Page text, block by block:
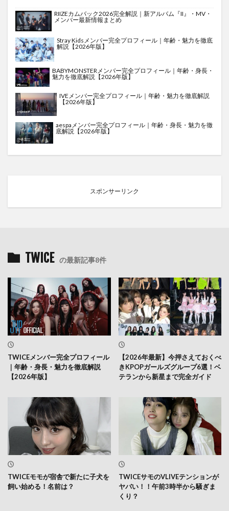
RIIZEカムバック2026完全解説｜新アルバム『II』・MV・
メンバー最新情報まとめ
Stray Kidsメンバー完全プロフィール｜年齢・魅力を徹底
解説【2026年版】
BABYMONSTERメンバー完全プロフィール｜年齢・身長・
魅力を徹底解説【2026年版】
IVEメンバー完全プロフィール｜年齢・魅力を徹底解説
【2026年版】
aespaメンバー完全プロフィール｜年齢・身長・魅力を徹
底解説【2026年版】
スポンサーリンク
TWICE の最新記事8件
TWICEメンバー完全プロフィール
｜年齢・身長・魅力を徹底解説
【2026年版】
【2026年最新】今押さえておくべ
きKPOPガールズグループ6選！ベ
テランから新星まで完全ガイド
TWICEモモが宿舎で新たに子犬を
飼い始める！名前は？
TWICEサモのVLIVEテンションが
ヤバい！！午前3時半から騒ぎま
くり？